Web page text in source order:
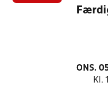
ONS.
Kl.